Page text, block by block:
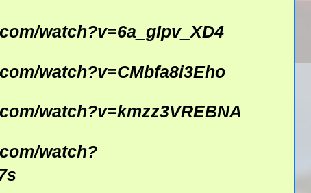
watch?v=6a_gIpv_XD4
watch?v=CMbfa8i3Eho
watch?v=kmzz3VREBNA
watch?